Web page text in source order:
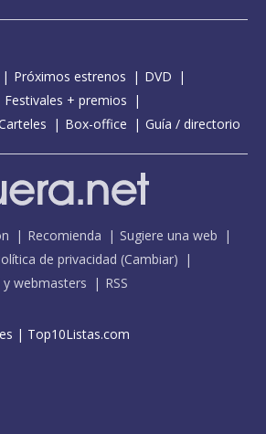
Próximos estrenos
DVD
Festivales + premios
Box-office Guía / directorio
Recomienda
Sugiere una web
de privacidad (Cambiar)
y webmasters RSS
| Top10Listas.com